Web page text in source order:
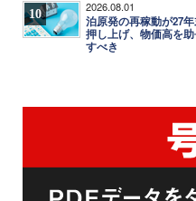
10 2026.08.01
泊原発の再稼動が27
押し上げ、物価高を
すべき